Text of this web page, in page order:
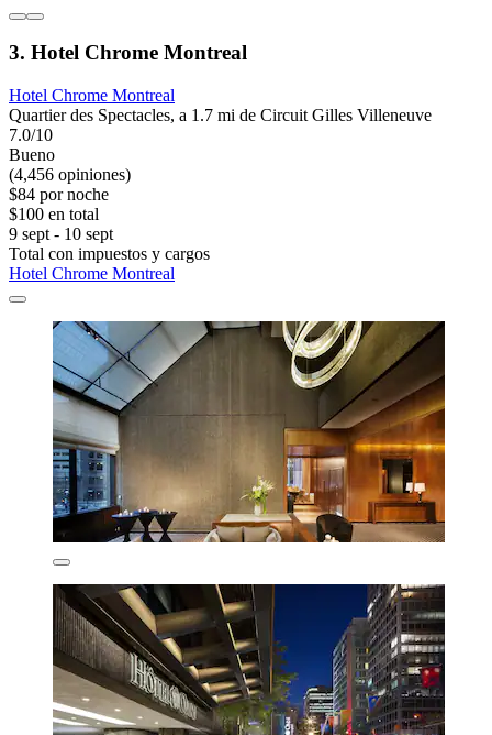
3. Hotel Chrome Montreal
Hotel Chrome Montreal
Quartier des Spectacles, a 1.7 mi de Circuit Gilles Villeneuve
7.0/10
Bueno
(4,456 opiniones)
$84 por noche
$100 en total
9 sept - 10 sept
Total con impuestos y cargos
Hotel Chrome Montreal